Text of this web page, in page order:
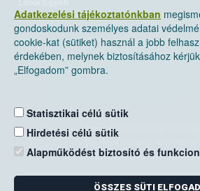
Adatkezelési tájékoztatónkban
gondoskodunk személyes adatai
cookie-kat (sütiket) használ a jobb
érdekében, melynek biztosításához
„Elfogadom” gombra.
Statisztikai célú sütik
Hirdetési célú sütik
Alapműködést biztosító és
ÖSSZES SÜTI
Nemzeti Élelmiszerlánc-biztonsági
Levelezési cím: 1525